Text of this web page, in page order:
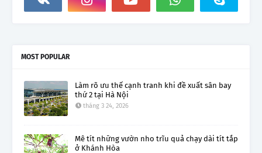
MOST POPULAR
Làm rõ ưu thế cạnh tranh khi đề xuất sân bay
thứ 2 tại Hà Nội
tháng 3 24, 2026
Mê tít những vườn nho trĩu quả chạy dài tít tắp
ở Khánh Hòa